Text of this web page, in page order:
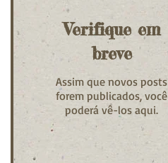
Verifique em
breve
Assim que novos posts
forem publicados, você
poderá vê-los aqui.